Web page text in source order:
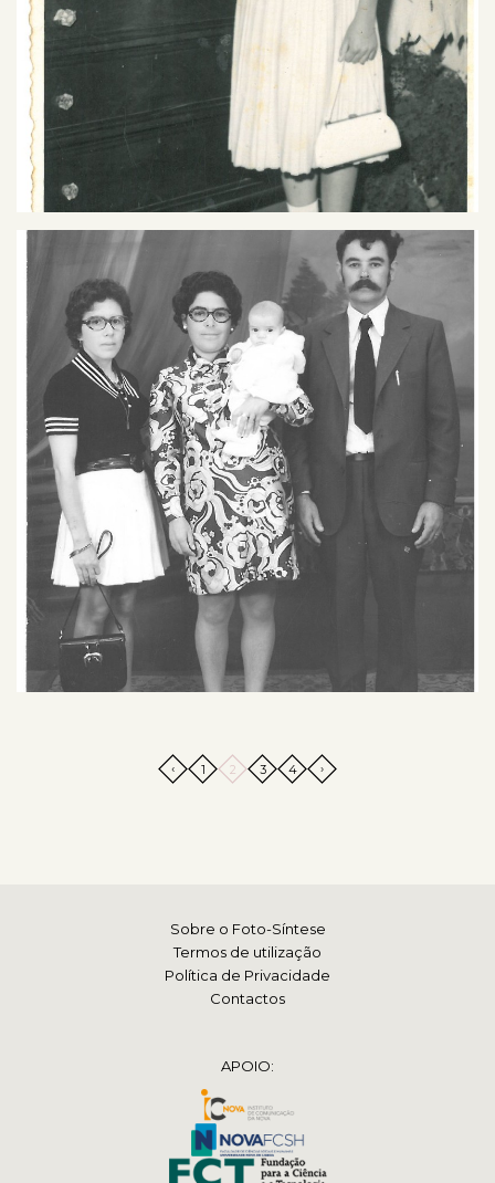
‹ 1 2 3 4 ›
Sobre o Foto-Síntese
Termos de utilização
Política de Privacidade
Contactos
APOIO: